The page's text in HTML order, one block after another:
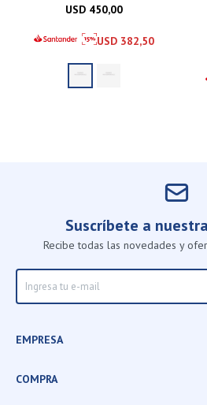
- Gris Azulado
USD 450,00
USD 382,50
Suscríbete a
Recibe todas las novedades y
EMPRESA
COMPRA